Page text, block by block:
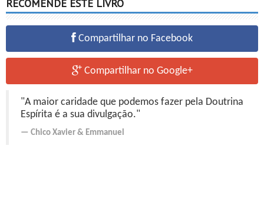
RECOMENDE ESTE LIVRO
Compartilhar no Facebook
Compartilhar no Google+
"A maior caridade que podemos fazer pela Doutrina
Espírita é a sua divulgação."
Chico Xavier & Emmanuel